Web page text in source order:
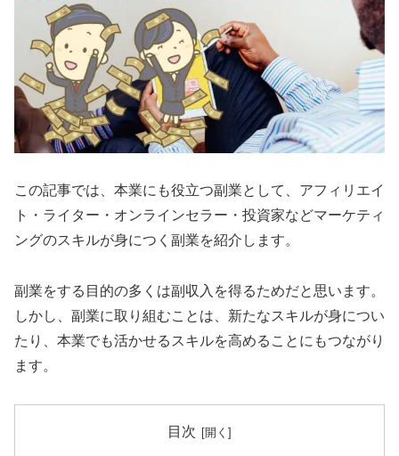
この記事では、本業にも役立つ副業として、アフィリエイ
ト・ライター・オンラインセラー・投資家などマーケティ
ングのスキルが身につく副業を紹介します。
副業をする目的の多くは副収入を得るためだと思います。
しかし、副業に取り組むことは、新たなスキルが身につい
たり、本業でも活かせるスキルを高めることにもつながり
ます。
目次